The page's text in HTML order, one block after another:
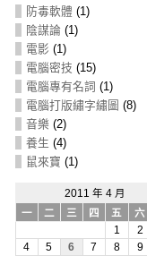
防毒軟體 (1)
陰謀論(1)
電影 (1)
電腦密技 (15)
電腦專有名詞 (1)
電腦打版繡字繡圖 (8)
音樂 (2)
養生 (4)
鼠來寶 (1)
2011 年 4 月
一
二 三 四 五 六
1
2
4
5 6 7 8 9